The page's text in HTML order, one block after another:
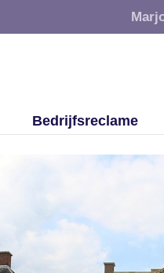
Bedrijfsreclame